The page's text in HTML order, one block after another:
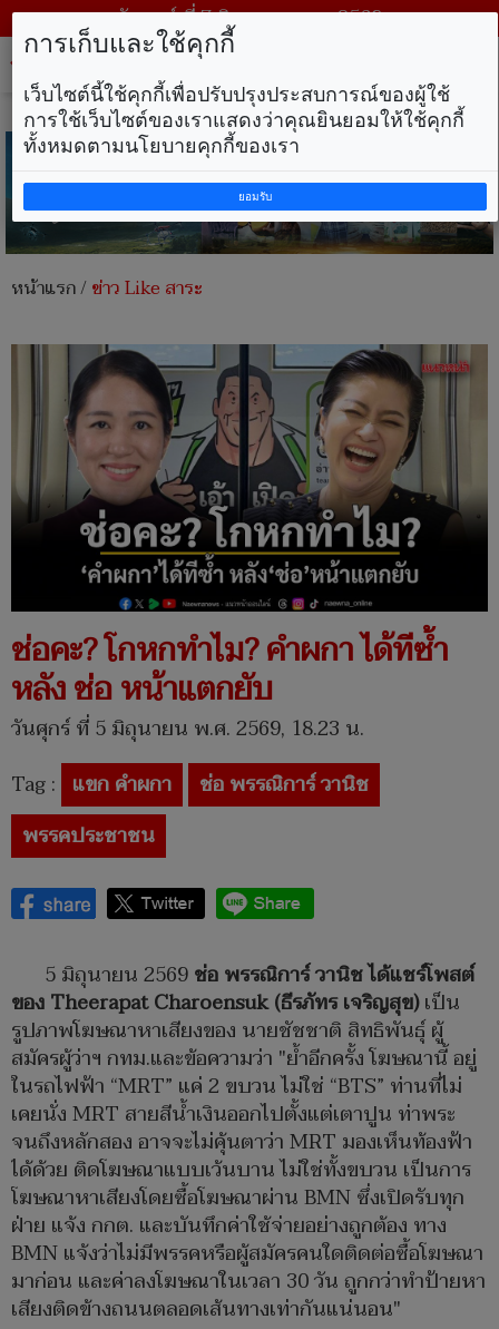
วันศุกร์ ที่ 7 สิงหาคม พ.ศ. 2569
หน้าแรก/ข่าว Like สาระ
ช่อคะ? โกหกทำไม? คำผกา ได้ทีซ้ำ
หลัง ช่อ หน้าแตกยับ
วันศุกร์ ที่ 5 มิถุนายน พ.ศ. 2569, 18.23 น.
Tag : แขก คำผกา
ช่อ พรรณิการ์ วานิช
พรรคประชาชน
5 มิถุนายน 2569ช่อ พรรณิการ์ วานิช ได้แชร์โพสต์
ของ Theerapat Charoensuk (ธีรภัทร เจริญสุข)เป็น
รูปภาพโฆษณาหาเสียงของ นายชัชชาติ สิทธิพันธุ์ ผู้
สมัครผู้ว่าฯ กทม.และข้อความว่า "ย้ำอีกครั้ง โฆษณานี้ อยู่
ในรถไฟฟ้า “MRT” แค่ 2 ขบวน ไม่ใช่ “BTS” ท่านที่ไม่
เคยนั่ง MRT สายสีน้ำเงินออกไปตั้งแต่เตาปูน ท่าพระ
จนถึงหลักสอง อาจจะไม่คุ้นตาว่า MRT มองเห็นท้องฟ้า
ได้ด้วย ติดโฆษณาแบบเว้นบาน ไม่ใช่ทั้งขบวน เป็นการ
โฆษณาหาเสียงโดยซื้อโฆษณาผ่าน BMN ซึ่งเปิดรับทุก
ฝ่าย แจ้ง กกต. และบันทึกค่าใช้จ่ายอย่างถูกต้อง ทาง
BMN แจ้งว่าไม่มีพรรคหรือผู้สมัครคนใดติดต่อซื้อโฆษณา
มาก่อน และค่าลงโฆษณาในเวลา 30 วัน ถูกกว่าทำป้ายหา
เสียงติดข้างถนนตลอดเส้นทางเท่ากันแน่นอน"
การเก็บและใช้คุกกี้
เว็บไซต์นี้ใช้คุกกี้เพื่อปรับปรุงประสบการณ์ของผู้ใช้
การใช้เว็บไซต์ของเราแสดงว่าคุณยินยอมให้ใช้คุกกี้
ทั้งหมดตามนโยบายคุกกี้ของเรา
ยอมรับ